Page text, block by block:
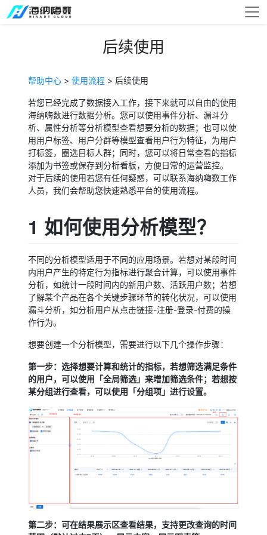
后续使用
帮助中心 >使用流程 > 后续使用
若您已经完成了数据接入工作，接下来就可以自由的使用
海纳嗨数进行数据分析。您可以使用事件分析、漏斗分
析、属性分析等分析模型查看想要分析的数据；也可以使
用用户标签、用户分群等模型查看用户行为特征，为用户
打标签，圈选目标人群；同时，您可以将日常查看的指标
添加为书签或保存到分析看板，方便日常的运营监控。
对于后续的使用若您有任何疑惑，可以联系海纳嗨数工作
人员，我们会帮助您快速熟悉平台的使用流程。
1 如何使用分析模型？
不同的分析模型适用于不同的应用场景。若想对某段时间
内用户产生的特定行为指标进行聚合计算，可以使用事件
分析，如统计一段时间内的新用户数、活跃用户数；若想
了解某个产品在各个关键步骤环节的转化状况，可以使用
漏斗分析，如分析用户从点击链接-注册-登录-付费的操
作行为。
想要创建一个分析模型，需要进行以下几个操作步骤：
第一步：选择想要计算和统计的指标，若想筛选满足条件
的用户，可以使用「全局筛选」来增加筛选条件；若想按
某分组进行查看，可以使用「分组项」进行设置。
第二步：可在结果展示区查看结果，支持更改查询的时间